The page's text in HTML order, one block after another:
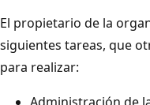
El propietario de la
siguientes tareas, que
para realizar:
Administración de